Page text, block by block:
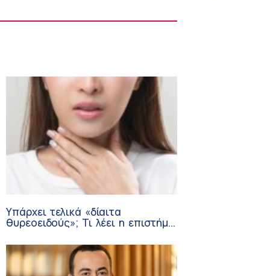
Κινητών Ιατρικών Μονάδων (ΚΙΜ)
Υπάρχει τελικά «δίαιτα
θυρεοειδούς»; Τι λέει η επιστήμη
συμπληρώματα